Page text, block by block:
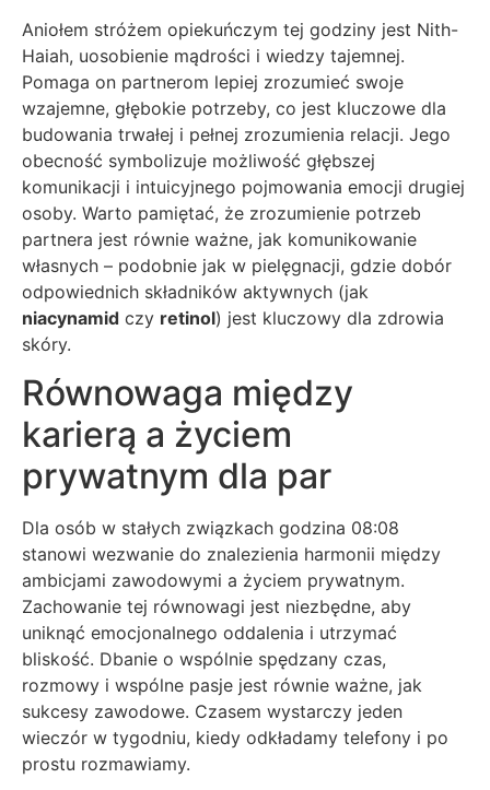
Aniołem stróżem opiekuńczym tej godziny jest Nith-
Haiah, uosobienie mądrości i wiedzy tajemnej.
Pomaga on partnerom lepiej zrozumieć swoje
wzajemne, głębokie potrzeby, co jest kluczowe dla
budowania trwałej i pełnej zrozumienia relacji. Jego
obecność symbolizuje możliwość głębszej
komunikacji i intuicyjnego pojmowania emocji drugiej
osoby. Warto pamiętać, że zrozumienie potrzeb
partnera jest równie ważne, jak komunikowanie
własnych – podobnie jak w pielęgnacji, gdzie dobór
odpowiednich składników aktywnych (jak
niacynamid czy retinol) jest kluczowy dla zdrowia
skóry.
Równowaga między
karierą a życiem
prywatnym dla par
Dla osób w stałych związkach godzina 08:08
stanowi wezwanie do znalezienia harmonii między
ambicjami zawodowymi a życiem prywatnym.
Zachowanie tej równowagi jest niezbędne, aby
uniknąć emocjonalnego oddalenia i utrzymać
bliskość. Dbanie o wspólnie spędzany czas,
rozmowy i wspólne pasje jest równie ważne, jak
sukcesy zawodowe. Czasem wystarczy jeden
wieczór w tygodniu, kiedy odkładamy telefony i po
prostu rozmawiamy.